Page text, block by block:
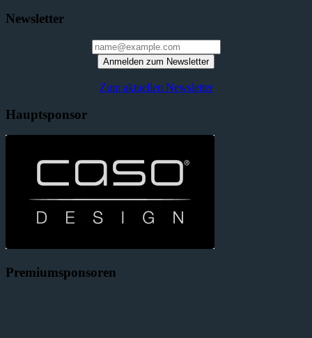
Newsletter
Anmelden zum Newsletter
Zum aktuellen Newsletter
Hauptsponsor
Premiumsponsoren